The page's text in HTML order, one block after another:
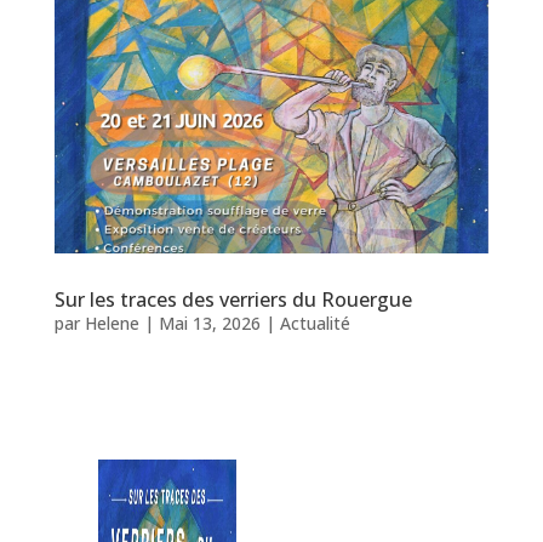
Sur les traces des verriers du Rouergue
par Helene | Mai 13, 2026 | Actualité